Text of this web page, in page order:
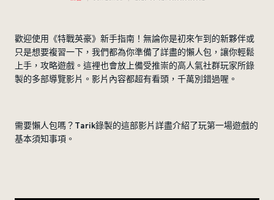
歡迎使用《特戰英豪》新手指南！無論你是初來乍到的新夥伴或
只是想要複習一下，我們都為你準備了詳盡的懶人包，讓你輕鬆
上手，攻略遊戲。這裡也會放上備受推崇的高人氣社群玩家所錄
製的多部導覽影片。影片內容都超有看頭，千萬別錯過喔。
需要懶人包嗎？Tarik錄製的這部影片詳盡介紹了玩第一場遊戲的
基本須知事項。